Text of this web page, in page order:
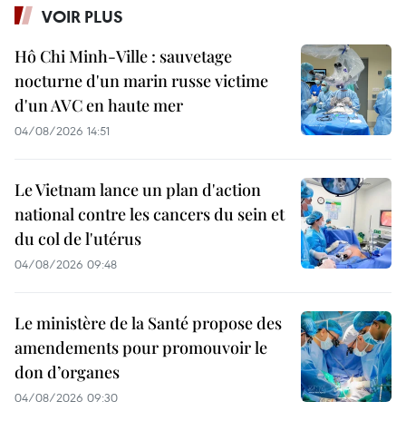
VOIR PLUS
Hô Chi Minh-Ville : sauvetage
nocturne d'un marin russe victime
d'un AVC en haute mer
04/08/2026 14:51
Le Vietnam lance un plan d'action
national contre les cancers du sein et
du col de l'utérus
04/08/2026 09:48
Le ministère de la Santé propose des
amendements pour promouvoir le
don d’organes
04/08/2026 09:30